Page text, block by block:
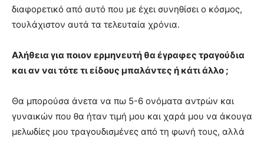
διαφορετικό από αυτό που με έχει συνηθίσει ο κόσμος,
τουλάχιστον αυτά τα τελευταία χρόνια.
Αλήθεια για ποιον ερμηνευτή θα έγραφες τραγούδια
και αν ναι τότε τι είδους μπαλάντες ή κάτι άλλο ;
Θα μπορούσα άνετα να πω 5-6 ονόματα αντρών και
γυναικών που θα ήταν τιμή μου και χαρά μου να άκουγα
μελωδίες μου τραγουδισμένες από τη φωνή τους, αλλά